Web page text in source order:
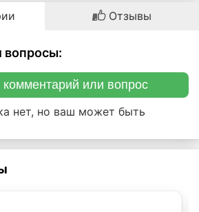
Отзывы
вопросы:
комментарий или вопрос
нет, но ваш может быть